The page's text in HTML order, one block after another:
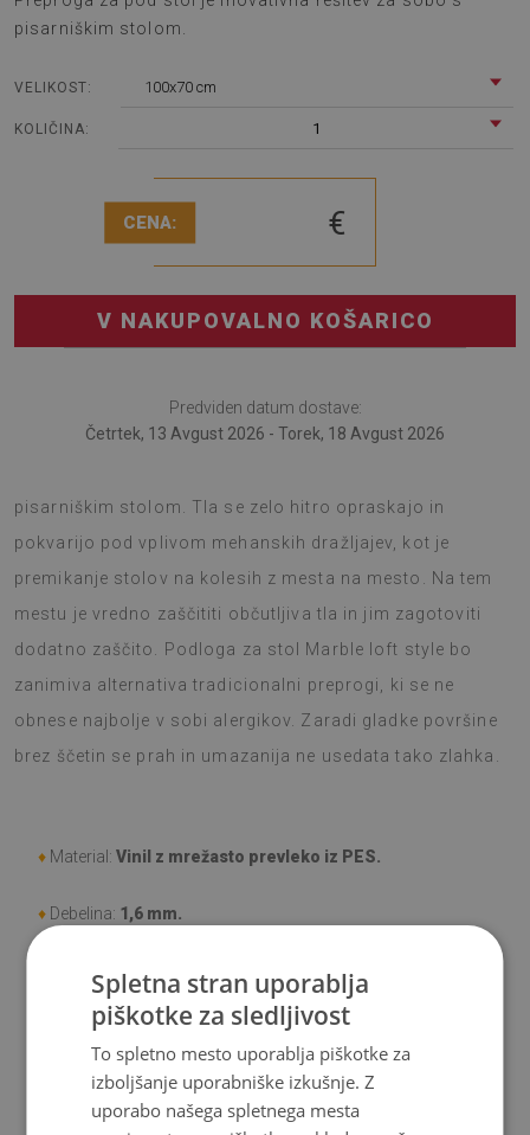
pisarniškim stolom.
VELIKOST: 100x70 cm
KOLIČINA: 1
CENA: €
V NAKUPOVALNO KOŠARICO
Predviden datum dostave:
Četrtek, 13 Avgust 2026 - Torek, 18 Avgust 2026
pisarniškim stolom. Tla se zelo hitro opraskajo in
pokvarijo pod vplivom mehanskih dražljajev, kot je
premikanje stolov na kolesih z mesta na mesto. Na tem
mestu je vredno zaščititi občutljiva tla in jim zagotoviti
dodatno zaščito. Podloga za stol Marble loft style bo
zanimiva alternativa tradicionalni preprogi, ki se ne
obnese najbolje v sobi alergikov. Zaradi gladke površine
brez ščetin se prah in umazanija ne usedata tako zlahka.
♦ Material: Vinil z mrežasto prevleko iz PES.
♦ Debelina: 1,6 mm.
Visoka odpornost na razbarvanje in UV-žarke
Preproge niso protidrsne;
Izdelek se enostavno čisti,odporen na madeže in vodo.
Spletna stran uporablja
piškotke za sledljivost
To spletno mesto uporablja piškotke za
izboljšanje uporabniške izkušnje. Z
uporabo našega spletnega mesta